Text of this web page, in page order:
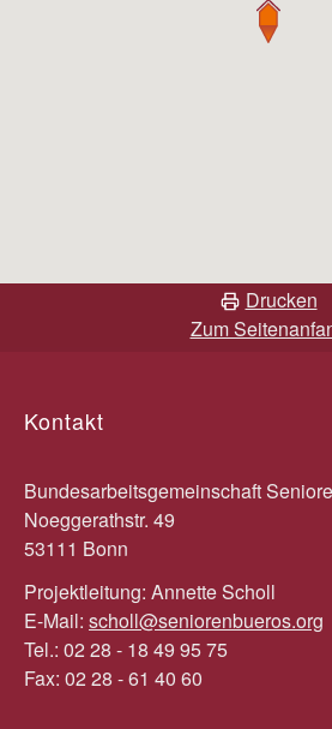
Drucken
Zum
Kontakt
Bundesarbeitsgemeinschaft
Noeggerathstr. 49
53111 Bonn
Projektleitung: Annette Scholl
E-Mail: scholl@seniorenbueros.org
Tel.: 02 28 - 18 49 95 75
Fax: 02 28 - 61 40 60